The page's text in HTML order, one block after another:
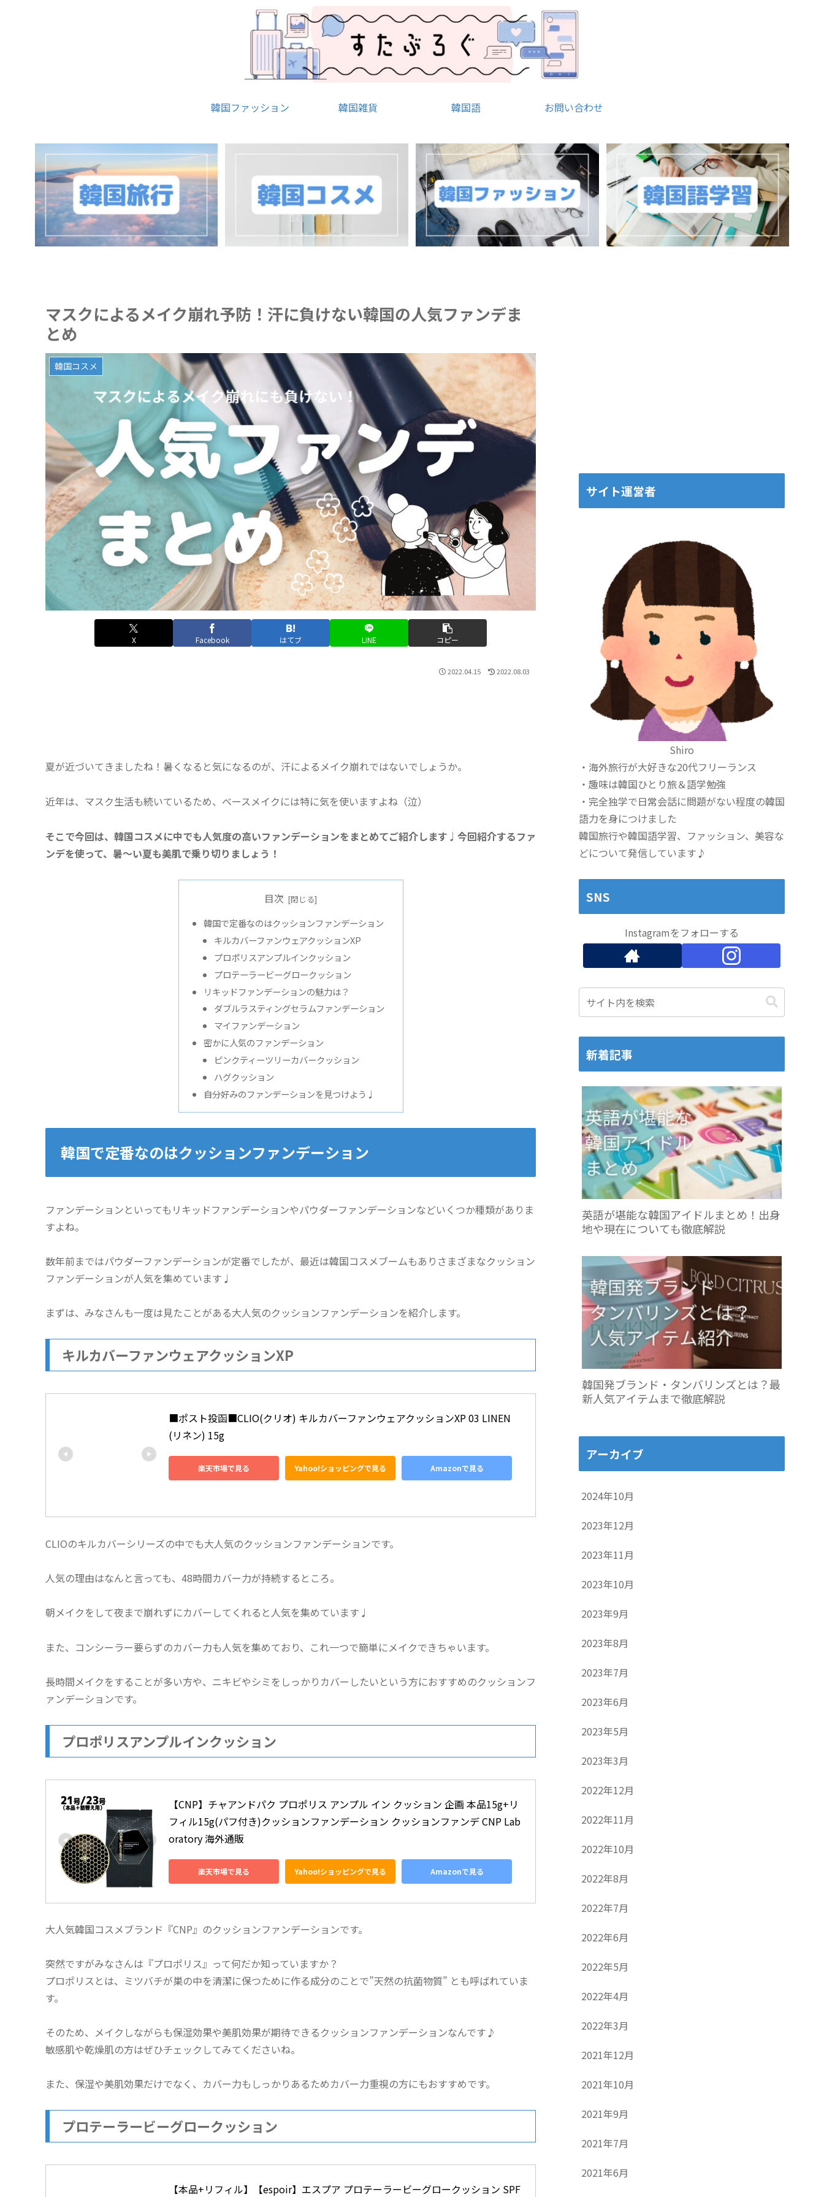
韓国ファッション 韓国雑貨 韓国語 お問い合わせ
マスクによるメイク崩れ予防！汗に負けない韓国の人気ファンデま
とめ
韓国コスメ
X Facebook はてブ LINE コピー
2022.04.15 2022.08.03
夏が近づいてきましたね！暑くなると気になるのが、汗によるメイク崩れではないでしょうか。
近年は、マスク生活も続いているため、ベースメイクには特に気を使いますよね（泣）
そこで今回は、韓国コスメに中でも人気度の高いファンデーションをまとめてご紹介します♩今回紹介するファ
ンデを使って、暑〜い夏も美肌で乗り切りましょう！
目次
韓国で定番なのはクッションファンデーション
キルカバーファンウェアクッションXP
プロポリスアンプルインクッション
プロテーラービーグロークッション
リキッドファンデーションの魅力は？
ダブルラスティングセラムファンデーション
マイファンデーション
密かに人気のファンデーション
ピンクティーツリーカバークッション
ハグクッション
自分好みのファンデーションを見つけよう♩
韓国で定番なのはクッションファンデーション
ファンデーションといってもリキッドファンデーションやパウダーファンデーションなどいくつか種類がありま
すよね。
数年前まではパウダーファンデーションが定番でしたが、最近は韓国コスメブームもありさまざまなクッション
ファンデーションが人気を集めています♩
まずは、みなさんも一度は見たことがある大人気のクッションファンデーションを紹介します。
キルカバーファンウェアクッションXP
■ポスト投函■CLIO(クリオ) キルカバーファンウェアクッションXP 03 LINEN
(リネン) 15g
楽天市場で見る Yahoo!ショッピングで見る Amazonで見る
CLIOのキルカバーシリーズの中でも大人気のクッションファンデーションです。
人気の理由はなんと言っても、48時間カバー力が持続するところ。
朝メイクをして夜まで崩れずにカバーしてくれると人気を集めています♩
また、コンシーラー要らずのカバー力も人気を集めており、これ一つで簡単にメイクできちゃいます。
長時間メイクをすることが多い方や、ニキビやシミをしっかりカバーしたいという方におすすめのクッションフ
ァンデーションです。
プロポリスアンプルインクッション
【CNP】チャアンドパク プロポリス アンプル イン クッション 企画 本品15g+リ
フィル15g(パフ付き)クッションファンデーション クッションファンデ CNP Lab
oratory 海外通販
楽天市場で見る Yahoo!ショッピングで見る Amazonで見る
大人気韓国コスメブランド『CNP』のクッションファンデーションです。
突然ですがみなさんは『プロポリス』って何だか知っていますか？
プロポリスとは、ミツバチが巣の中を清潔に保つために作る成分のことで”天然の抗菌物質” とも呼ばれていま
す。
そのため、メイクしながらも保湿効果や美肌効果が期待できるクッションファンデーションなんです♪
敏感肌や乾燥肌の方はぜひチェックしてみてくださいね。
また、保湿や美肌効果だけでなく、カバー力もしっかりあるためカバー力重視の方にもおすすめです。
プロテーラービーグロークッション
【本品+リフィル】【espoir】エスプア プロテーラービーグロークッション SPF
サイト運営者
Shiro
・海外旅行が大好きな20代フリーランス
・趣味は韓国ひとり旅＆語学勉強
・完全独学で日常会話に問題がない程度の韓国
語力を身につけました
韓国旅行や韓国語学習、ファッション、美容な
どについて発信しています♪
SNS
Instagramをフォローする
新着記事
英語が堪能な韓国アイドルまとめ！出身
地や現在についても徹底解説
韓国発ブランド・タンバリンズとは？最
新人気アイテムまで徹底解説
アーカイブ
2024年10月
2023年12月
2023年11月
2023年10月
2023年9月
2023年8月
2023年7月
2023年6月
2023年5月
2023年3月
2022年12月
2022年11月
2022年10月
2022年8月
2022年7月
2022年6月
2022年5月
2022年4月
2022年3月
2021年12月
2021年10月
2021年9月
2021年7月
2021年6月